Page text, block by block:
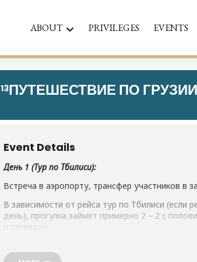
ABOUT PRIVILEGES EVENTS
13ПУТЕШЕСТВИЕ ПО ГРУЗИИ
Event Details
День 1 (Тур по Тбилиси):
Встреча в аэропорту, трансфер участников в
В зависимости от рейса тур по Тбилиси (если
день), прогулка займет примерно 2 – 2 с
и легендах.